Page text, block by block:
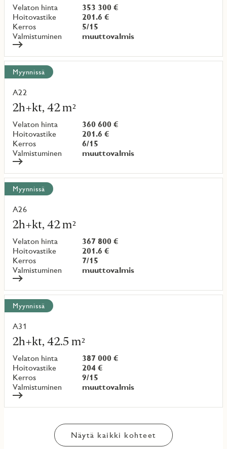
Velaton hinta
353 300 €
Hoitovastike
201.6 €
Kerros
5/15
Valmistuminen
muuttovalmis
Myynnissä
A22
2h+kt, 42 m²
Velaton hinta
360 600 €
Hoitovastike
201.6 €
Kerros
6/15
Valmistuminen
muuttovalmis
Lue
lisää
kohteesta
Myynnissä
A26
2h+kt, 42 m²
Velaton hinta
367 800 €
Hoitovastike
201.6 €
Kerros
7/15
Valmistuminen
muuttovalmis
Lue
lisää
kohteesta
Myynnissä
A31
2h+kt, 42.5 m²
Velaton hinta
387 000 €
Hoitovastike
204 €
Kerros
9/15
Valmistuminen
muuttovalmis
Lue
lisää
kohteesta
Näytä kaikki kohteet